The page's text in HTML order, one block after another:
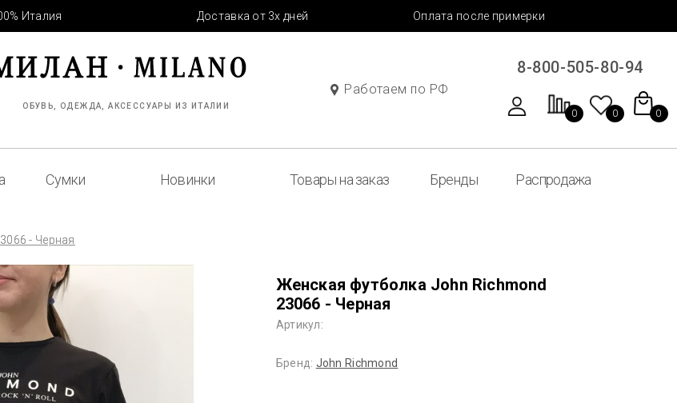
Италия Доставка от 3х дней Оплата после примерки
ОБУВЬ, ОДЕЖДА, АКСЕССУАРЫ ИЗ ИТАЛИИ
Работаем по РФ
8-800-505-80-94
0 0 0
Сумки Новинки Товары на заказ Бренды Распродажа
- Черная
Женская футболка John Richmond
23066 - Черная
Артикул:
Бренд: John Richmond